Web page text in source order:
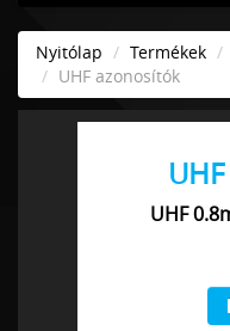
Nyitólap Termékek
UHF azonosítók
UHF